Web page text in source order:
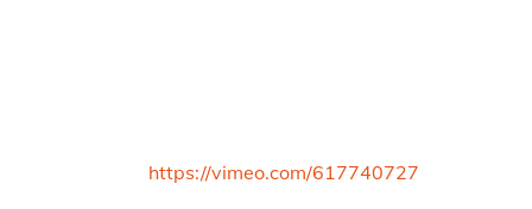
https://vimeo.com/617740727